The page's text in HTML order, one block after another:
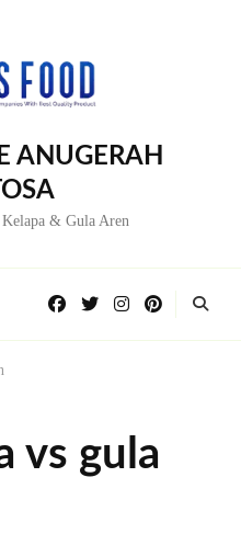
ANUGERAH
& Gula Aren
vs gula